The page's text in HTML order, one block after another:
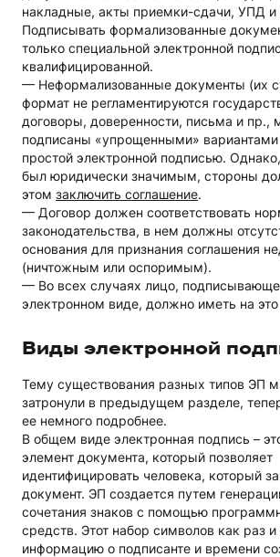
накладные, акты приемки-сдачи, УПД и
Подписывать формализованные
только специальной электронной
квалифицированной.
— Неформализованные документы (их
формат не регламентируются
договоры, доверенности, письма и пр.,
подписаны «упрощенными»
простой электронной подписью.
был юридически значимым, стороны
этом заключить соглашение.
— Договор должен соответствовать
законодательства, в нем должны
основания для признания соглашения
(ничтожным или оспоримым).
— Во всех случаях лицо,
электронном виде, должно иметь на
Виды электронной
Тему существования разных типов ЭП
затронули в предыдущем разделе,
ее немного подробнее.
В общем виде электронная подпись –
элемент документа, который позволяет
идентифицировать человека, который
документ. ЭП создается путем
сочетания знаков с помощью
средств. Этот набор символов как раз
информацию о подписанте и времени